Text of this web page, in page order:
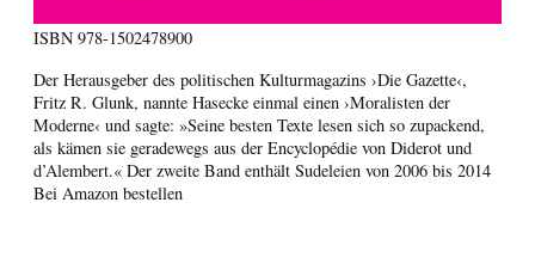
ISBN 978-1502478900
Der Herausgeber des politischen Kulturmagazins ›Die Gazette‹,
Fritz R. Glunk, nannte Hasecke einmal einen ›Moralisten der
Moderne‹ und sagte: »Seine besten Texte lesen sich so zupackend,
als kämen sie geradewegs aus der Encyclopédie von Diderot und
d’Alembert.« Der zweite Band enthält Sudeleien von 2006 bis 2014
Bei Amazon bestellen